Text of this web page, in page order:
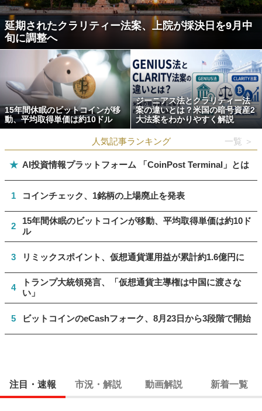
延期されたクラリティー法案、上院が採決日を9月中
旬に調整へ
15年間休眠のビットコインが移
動、平均取得単価は約10ドル
ジーニアス法とクラリティー法
案の違いとは？米国の暗号資産2
大法案をわかりやすく解説
人気記事ランキング 一覧 ＞
★ AI投資情報プラットフォーム 「CoinPost Terminal」とは
1 コインチェック、1銘柄の上場廃止を発表
2
15年間休眠のビットコインが移動、平均取得単価は約10ド
ル
3 リミックスポイント、仮想通貨運用益が累計約1.6億円に
4
トランプ大統領発言、「仮想通貨主導権は中国に渡さな
い」
5 ビットコインのeCashフォーク、8月23日から3段階で開始
注目・速報 市況・解説 動画解説 新着一覧